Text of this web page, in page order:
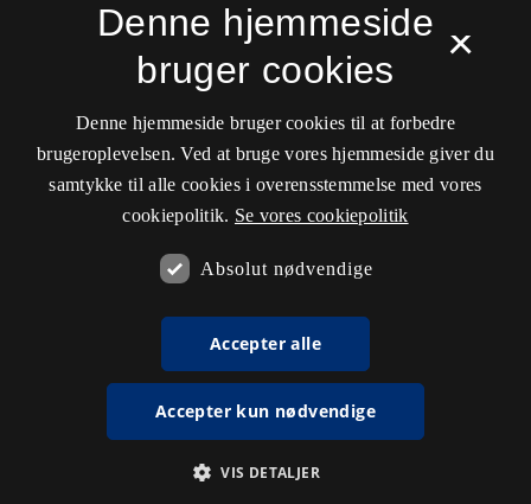
×
Denne hjemmeside
bruger cookies
Denne hjemmeside bruger cookies til at forbedre
brugeroplevelsen. Ved at bruge vores hjemmeside giver du
samtykke til alle cookies i overensstemmelse med vores
cookiepolitik. Se vores cookiepolitik
Absolut nødvendige
Accepter alle
Accepter kun nødvendige
VIS DETALJER